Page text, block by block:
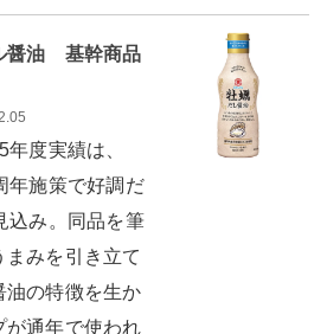
醤油 基幹商品
度実績は、
年施策で好調だ
込み。同品を筆
みを引き立て
油の特徴を生か
が通年で使われ